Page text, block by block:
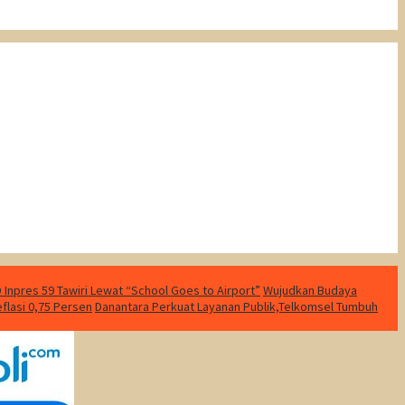
59 Tawiri Lewat “School Goes to Airport” Wujudkan Budaya
0,75 Persen Danantara Perkuat Layanan Publik,Telkomsel Tumbuh